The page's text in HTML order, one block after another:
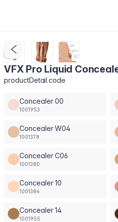
VFX Pro Liquid
productDetail.code
Concealer 00
1001953
Concealer W04
1001378
Concealer C06
1001380
Concealer 10
1001384
Concealer 14
1001955